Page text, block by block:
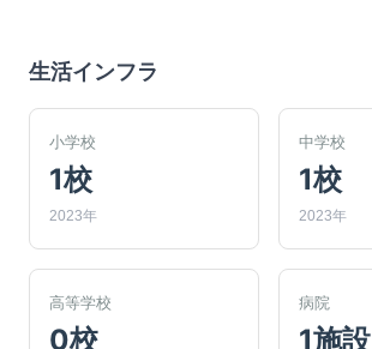
生活インフラ
小学校
1校
2023年
中学校
1校
2023年
高等学校
0校
病院
1施設